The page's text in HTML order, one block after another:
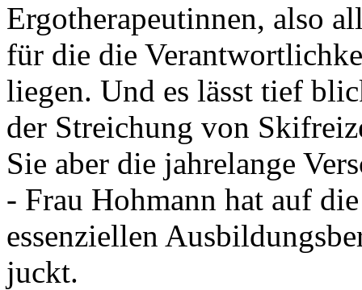
Ergotherapeutinnen, also
für die die
liegen. Und es lässt tief
der Streichung von
Sie aber die jahrelange
- Frau Hohmann hat auf
essenziellen
juckt.